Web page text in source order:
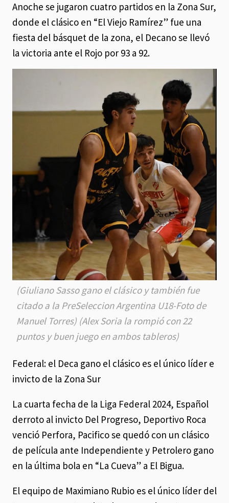
Anoche se jugaron cuatro partidos en la Zona Sur,
donde el clásico en “El Viejo Ramírez” fue una
fiesta del básquet de la zona, el Decano se llevó
la victoria ante el Rojo por 93 a 92.
(Giuliano Sasso gano el clásico y también fue
citado a la PreSeleccion Argentina U18-Foto de
Manuel Torres) (Alex Soria la rompió con 22
puntos y buen juego en ambos tableros)
Federal: el Deca gano el clásico es el único líder e
invicto de la Zona Sur
La cuarta fecha de la Liga Federal 2024, Español
derroto al invicto Del Progreso, Deportivo Roca
venció Perfora, Pacifico se quedó con un clásico
de película ante Independiente y Petrolero gano
en la última bola en “La Cueva” a El Bigua.
El equipo de Maximiano Rubio es el único líder del